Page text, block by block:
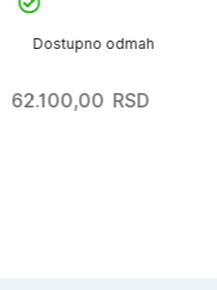
odmah
RSD